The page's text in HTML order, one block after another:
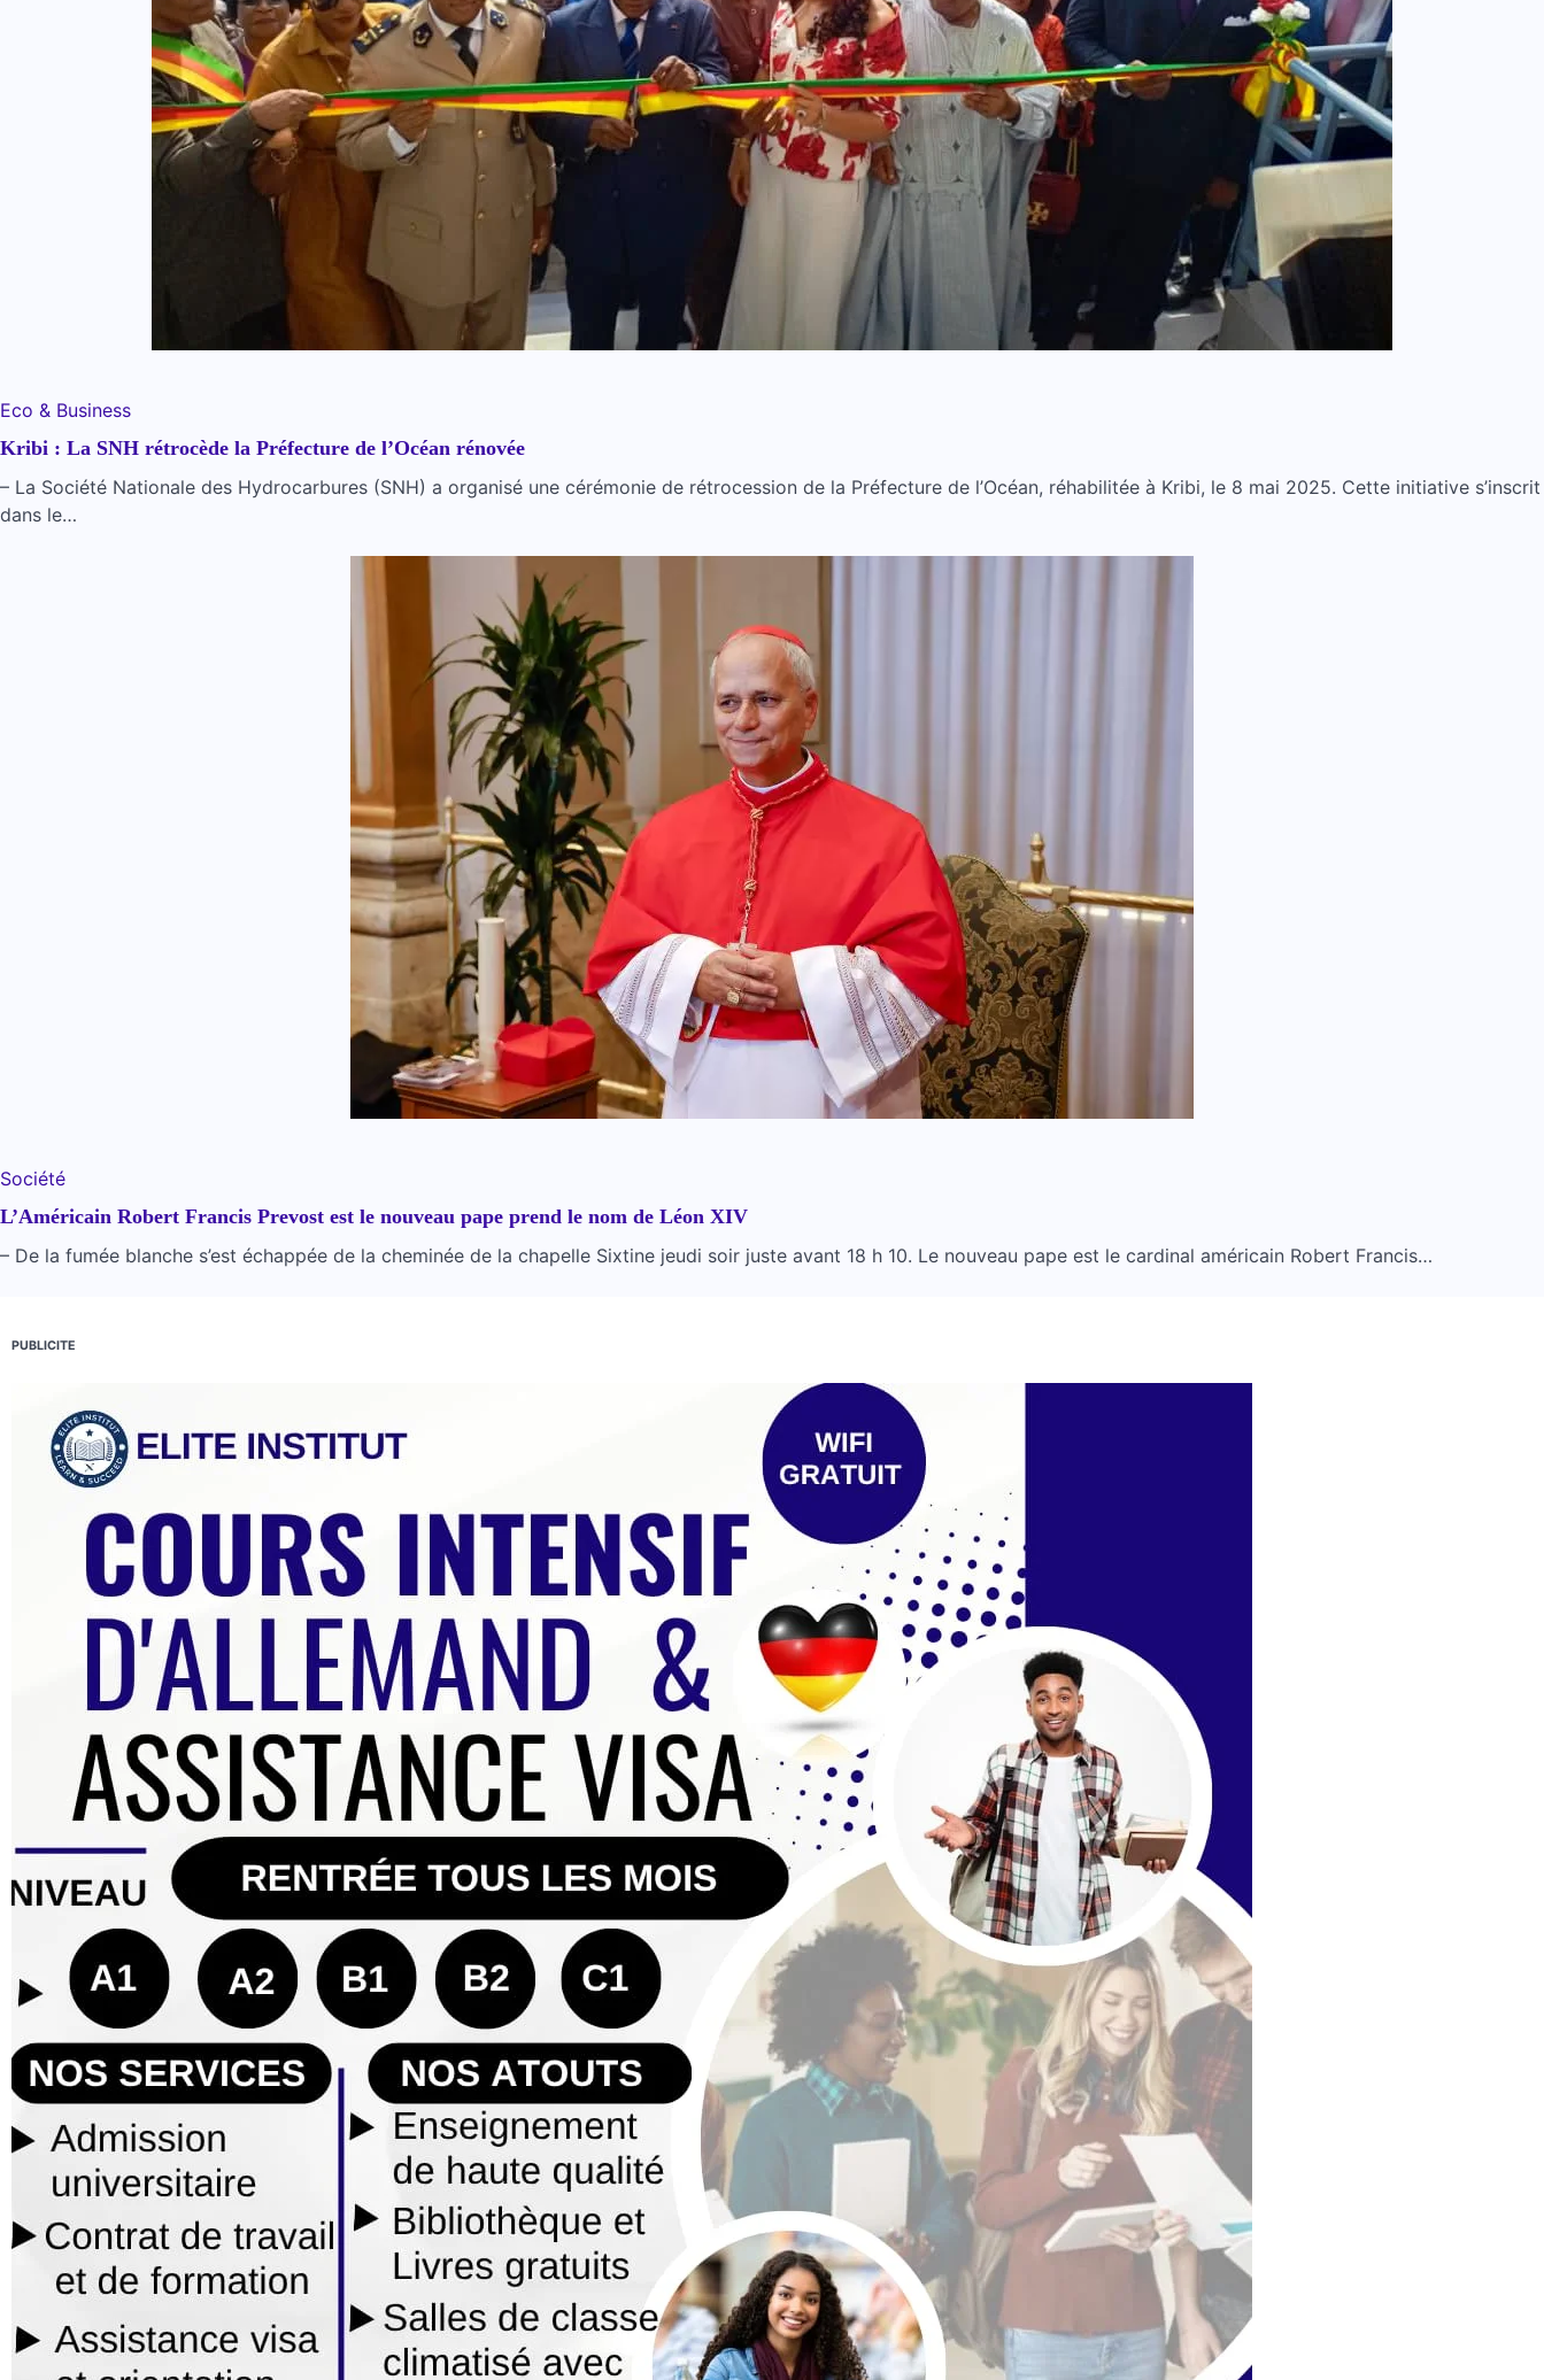
Eco & Business
Kribi : La SNH rétrocède la Préfecture de l’Océan rénovée
– La Société Nationale des Hydrocarbures (SNH) a organisé une cérémonie de rétrocession de la Préfecture de l’Océan, réhabilitée à Kribi, le 8 mai 2025. Cette initiative s’inscrit
dans le…
Société
L’Américain Robert Francis Prevost est le nouveau pape prend le nom de Léon XIV
– De la fumée blanche s’est échappée de la cheminée de la chapelle Sixtine jeudi soir juste avant 18 h 10. Le nouveau pape est le cardinal américain Robert Francis…
PUBLICITE